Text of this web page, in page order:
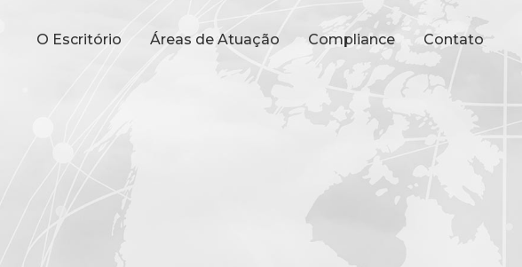
O Escritório Áreas de Atuação Compliance Contato